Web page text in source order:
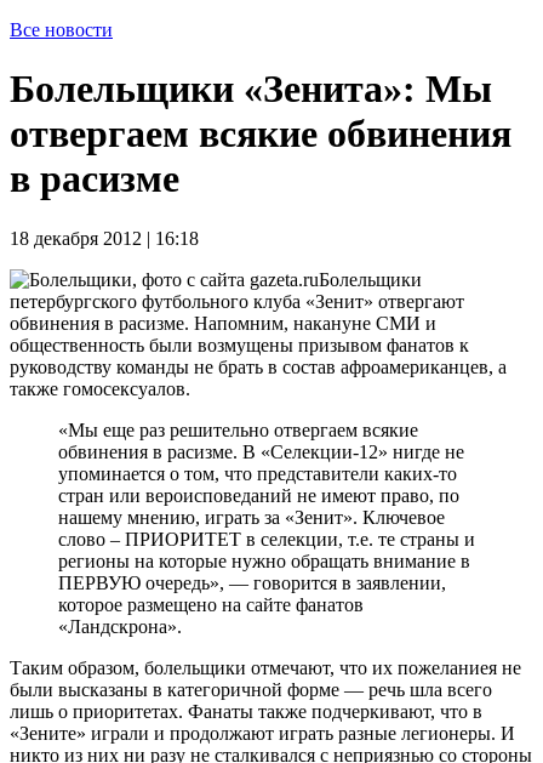
Все новости
Болельщики «Зенита»: Мы
отвергаем всякие обвинения
в расизме
18 декабря 2012 | 16:18
Болельщики
петербургского футбольного клуба «Зенит» отвергают
обвинения в расизме. Напомним, накануне СМИ и
общественность были возмущены призывом фанатов к
руководству команды не брать в состав афроамериканцев, а
также гомосексуалов.
«Мы еще раз решительно отвергаем всякие
обвинения в расизме. В «Селекции-12» нигде не
упоминается о том, что представители каких-то
стран или вероисповеданий не имеют право, по
нашему мнению, играть за «Зенит». Ключевое
слово – ПРИОРИТЕТ в селекции, т.е. те страны и
регионы на которые нужно обращать внимание в
ПЕРВУЮ очередь», — говорится в заявлении,
которое размещено на сайте фанатов
«Ландскрона».
Таким образом, болельщики отмечают, что их пожеланиея не
были высказаны в категоричной форме — речь шла всего
лишь о приоритетах. Фанаты также подчеркивают, что в
«Зените» играли и продолжают играть разные легионеры. И
никто из них ни разу не сталкивался с неприязнью со стороны